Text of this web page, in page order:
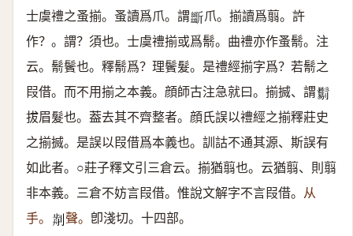
士虞禮之蚤揃。蚤讀爲爪。謂𣃔 爪。揃讀爲翦。許
作？。謂？須也。士虞禮揃或爲鬋。曲禮亦作蚤鬋。注
云。鬋鬢也。釋鬋爲？理鬢髮。是禮經揃字爲？若鬋之
叚借。而不用揃之本義。顔師古注急就曰。揃搣、謂𩮜
拔眉髮也。葢去其不齊整者。顔氏誤以禮經之揃釋莊史
之揃搣。是誤以叚借爲本義也。訓詁不通其源、斯誤有
如此者。○莊子釋文引三倉云。揃猶翦也。云猶翦、則翦
非本義。三倉不妨言叚借。惟說文解字不言叚借。 从
手。 𠝣 聲。 卽淺切。十四部。